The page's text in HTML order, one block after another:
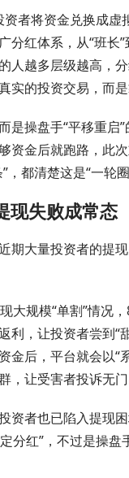
者将资金兑换成
红体系，从“班长
人越多层级越高，
的投资交易，而是
是操盘手“平移重
资金后就跑路，此
都清楚这是“一轮
现失败成常态
期大量投资者的提
规模“单割”情况
，让投资者尝到“
后，平台就会以“
让受害者投诉无门
资者也已陷入提现
分红”，不过是操